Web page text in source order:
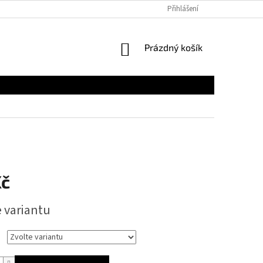
Přihlášení
NÁKUPNÍ
Prázdný košík
variantu